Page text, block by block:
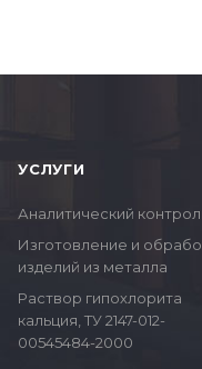
УСЛУГИ
Аналитический
Изготовление и
изделий из металла
Раствор гипохлорита
кальция, ТУ 2147-012-
00545484-2000